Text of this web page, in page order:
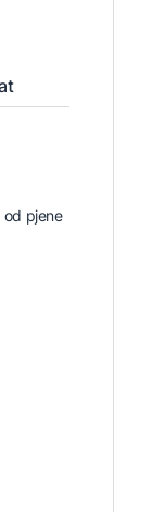
od pjene